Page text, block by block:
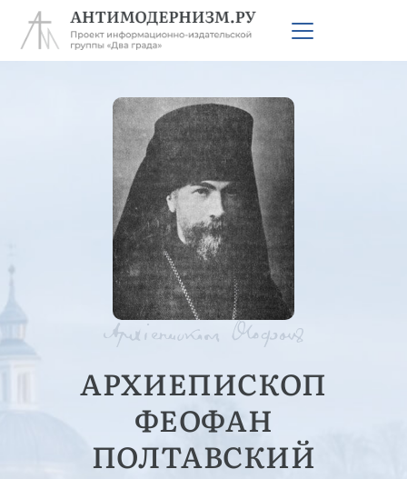
АРХИЕПИСКОП
ФЕОФАН
ПОЛТАВСКИЙ